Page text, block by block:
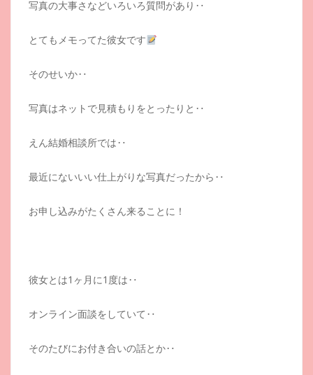
写真の大事さなどいろいろ質問があり‥
とてもメモってた彼女です
そのせいか‥
写真はネットで見積もりをとったりと‥
えん結婚相談所では‥
最近にないいい仕上がりな写真だったから‥
お申し込みがたくさん来ることに！
彼女とは1ヶ月に1度は‥
オンライン面談をしていて‥
そのたびにお付き合いの話とか‥